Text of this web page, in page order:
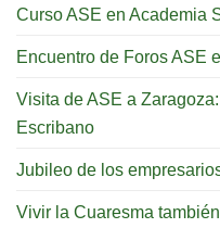
Curso ASE en Academia
Encuentro de Foros ASE
Visita de ASE a
Escribano
Jubileo de los
Vivir la Cuaresma